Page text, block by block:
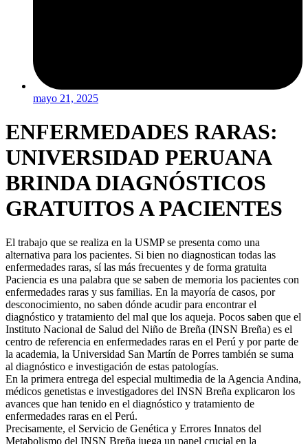
mayo 21, 2025
ENFERMEDADES RARAS:
UNIVERSIDAD PERUANA
BRINDA DIAGNÓSTICOS
GRATUITOS A PACIENTES
El trabajo que se realiza en la USMP se presenta como una
alternativa para los pacientes. Si bien no diagnostican todas las
enfermedades raras, sí las más frecuentes y de forma gratuita
Paciencia es una palabra que se saben de memoria los pacientes con
enfermedades raras y sus familias. En la mayoría de casos, por
desconocimiento, no saben dónde acudir para encontrar el
diagnóstico y tratamiento del mal que los aqueja. Pocos saben que el
Instituto Nacional de Salud del Niño de Breña (INSN Breña) es el
centro de referencia en enfermedades raras en el Perú y por parte de
la academia, la Universidad San Martín de Porres también se suma
al diagnóstico e investigación de estas patologías.
En la primera entrega del especial multimedia de la Agencia Andina,
médicos genetistas e investigadores del INSN Breña explicaron los
avances que han tenido en el diagnóstico y tratamiento de
enfermedades raras en el Perú.
Precisamente, el Servicio de Genética y Errores Innatos del
Metabolismo del INSN Breña juega un papel crucial en la